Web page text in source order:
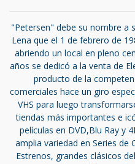
"Petersen" debe su nombre a
Lena que el 1 de febrero de
abriendo un local en pleno
años se dedicó a la venta de
producto de la
comerciales hace un giro
VHS para luego
tiendas más importantes e
películas en DVD,Blu Ray y
amplia variedad en Series de
Estrenos, grandes clásicos